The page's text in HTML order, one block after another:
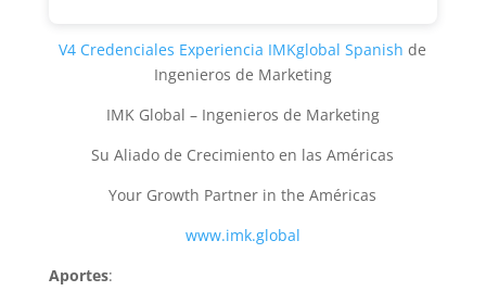
V4 Credenciales Experiencia IMKglobal Spanish de
Ingenieros de Marketing
IMK Global – Ingenieros de Marketing
Su Aliado de Crecimiento en las Américas
Your Growth Partner in the Américas
www.imk.global
Aportes: